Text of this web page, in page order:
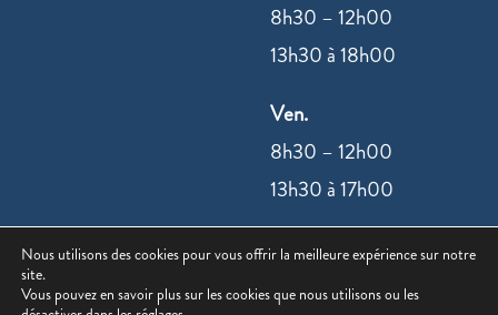
8h30 – 12h00
13h30 à 18h00
Ven.
8h30 – 12h00
13h30 à 17h00
NOUS
CONTACTER
Nous utilisons des cookies pour vous offrir la meilleure expérience sur notre
site.
Vous pouvez en savoir plus sur les cookies que nous utilisons ou les